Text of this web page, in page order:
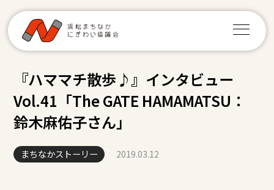
『ハママチ散歩♪』インタビュー
Vol.41「The GATE HAMAMATSU：
鈴木麻佑子さん」
まちなかストーリー 2019.03.12